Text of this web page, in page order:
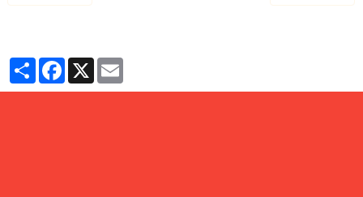
PartagerFacebook
X